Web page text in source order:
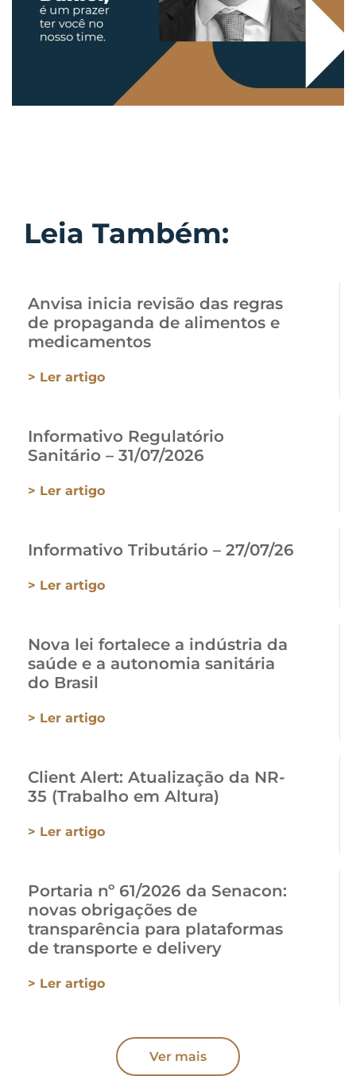
Leia Também:
Anvisa inicia revisão das regras
de propaganda de alimentos e
medicamentos
> Ler artigo
Informativo Regulatório
Sanitário – 31/07/2026
> Ler artigo
Informativo Tributário – 27/07/26
> Ler artigo
Nova lei fortalece a indústria da
saúde e a autonomia sanitária
do Brasil
> Ler artigo
Client Alert: Atualização da NR-
35 (Trabalho em Altura)
> Ler artigo
Portaria nº 61/2026 da Senacon:
novas obrigações de
transparência para plataformas
de transporte e delivery
> Ler artigo
Ver mais